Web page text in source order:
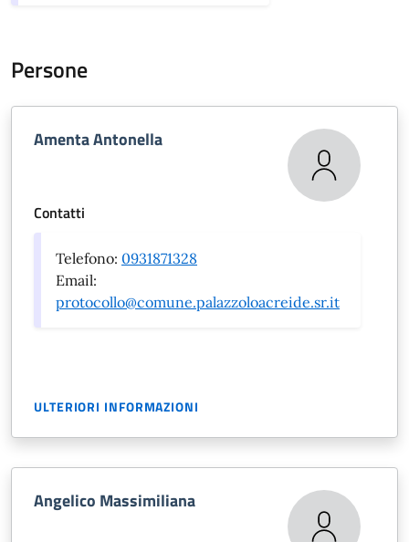
Persone
Amenta Antonella
Contatti
Telefono: 0931871328
Email:
protocollo@comune.palazzoloacreide.sr.it
ULTERIORI INFORMAZIONI
Angelico Massimiliana